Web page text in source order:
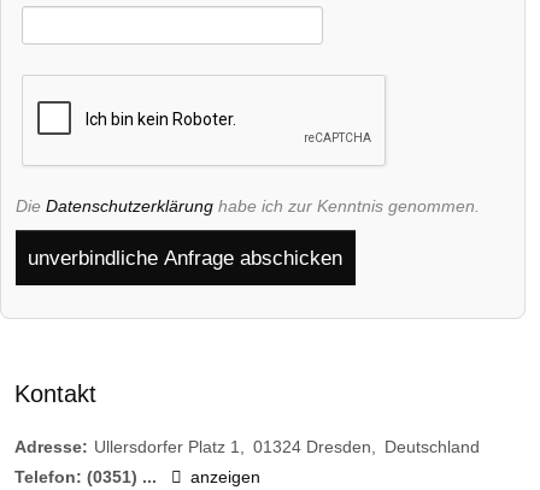
Die Datenschutzerklärung habe ich zur Kenntnis genommen.
unverbindliche Anfrage abschicken
Kontakt
Adresse: Ullersdorfer Platz 1 01324 Dresden
Deutschland
Telefon: (0351) ...
anzeigen